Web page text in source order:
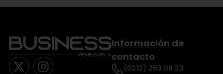
Información de
contacto
(0212) 263 08 33